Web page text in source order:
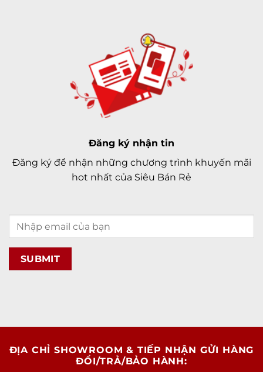
Đăng ký nhận tin
Đăng ký để nhận những chương trình khuyến mãi
hot nhất của Siêu Bán Rẻ
ĐỊA CHỈ SHOWROOM & TIẾP NHẬN GỬI HÀNG
ĐỔI/TRẢ/BẢO HÀNH: